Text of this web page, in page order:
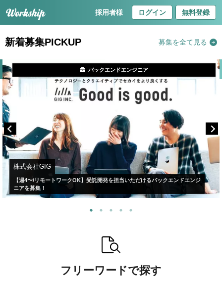
採用者様 ログイン 無料登録
新着募集PICKUP 募集を全て見る
株式会社GIG
【週4〜/リモートワークOK】受託開発を担当いただけるバックエンドエンジ
ニアを募集！
バックエンドエンジニア
フリーワードで探す